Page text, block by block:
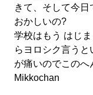
きて、そして今
おかしいの?
学校はもう はじ
らヨロシク言う
が痛いのでこのへ
Mikkochan